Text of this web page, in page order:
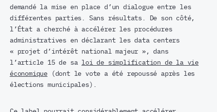
demandé la mise en place d’un dialogue entre les
différentes parties. Sans résultats. De son côté,
l’État a cherché à accélérer les procédures
administratives en déclarant les data centers
« projet d’intérêt national majeur », dans
l’article 15 de sa loi de simplification de la vie
économique (dont le vote a été repoussé après les
élections municipales).